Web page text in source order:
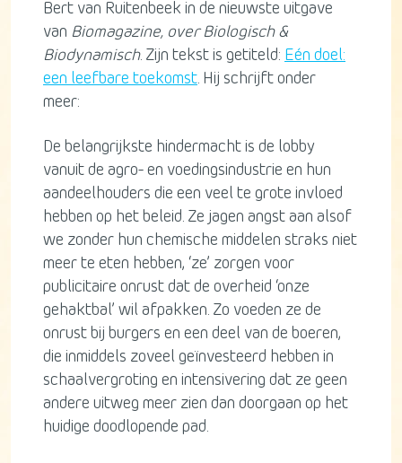
Bert van Ruitenbeek in de nieuwste uitgave
van Biomagazine, over Biologisch &
Biodynamisch. Zijn tekst is getiteld: Eén doel:
een leefbare toekomst. Hij schrijft onder
meer:
De belangrijkste hindermacht is de lobby
vanuit de agro- en voedingsindustrie en hun
aandeelhouders die een veel te grote invloed
hebben op het beleid. Ze jagen angst aan alsof
we zonder hun chemische middelen straks niet
meer te eten hebben, ‘ze’ zorgen voor
publicitaire onrust dat de overheid ‘onze
gehaktbal’ wil afpakken. Zo voeden ze de
onrust bij burgers en een deel van de boeren,
die inmiddels zoveel geïnvesteerd hebben in
schaalvergroting en intensivering dat ze geen
andere uitweg meer zien dan doorgaan op het
huidige doodlopende pad.